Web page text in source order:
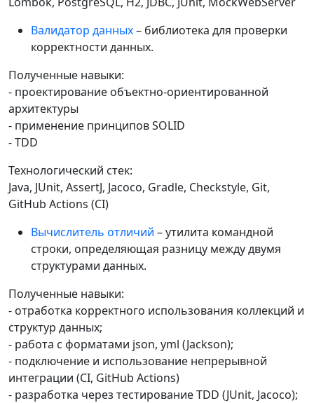
Валидатор данных– библиотека для проверки
корректности данных.
Полученные навыки:
- проектирование объектно-ориентированной
архитектуры
- применение принципов SOLID
- TDD
Технологический стек:
Java, JUnit, AssertJ, Jacoco, Gradle, Checkstyle, Git,
GitHub Actions (CI)
Вычислитель отличий – утилита командной
строки, определяющая разницу между двумя
структурами данных.
Полученные навыки:
- отработка корректного использования коллекций и
структур данных;
- работа с форматами json, yml (Jackson);
- подключение и использование непрерывной
интеграции (CI, GitHub Actions)
- разработка через тестирование TDD (JUnit, Jacoco);